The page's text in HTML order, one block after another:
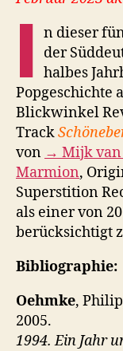
I n dieser
der
halbes
Popgeschichte
Blickwinkel
Track
von → Mijk
Marmion,
Superstition
als einer von 20
berücksichtigt
Bibliographie:
Oehmke,
2005.
1994. Ein Jahr